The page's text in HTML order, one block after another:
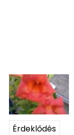
Érdeklődés